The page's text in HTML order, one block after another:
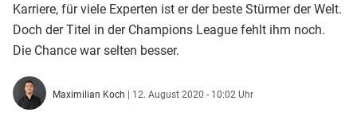
Karriere, für viele Experten ist er der beste Stürmer der Welt.
Doch der Titel in der Champions League fehlt ihm noch.
Die Chance war selten besser.
Maximilian Koch | 12. August 2020 - 10:02 Uhr